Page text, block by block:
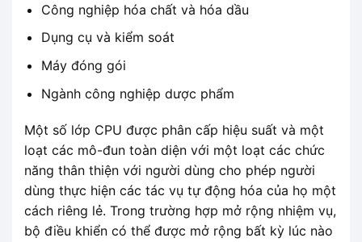
Công nghiệp hóa chất và hóa dầu
Dụng cụ và kiểm soát
Máy đóng gói
Ngành công nghiệp dược phẩm
Một số lớp CPU được phân cấp hiệu suất và một
loạt các mô-đun toàn diện với một loạt các chức
năng thân thiện với người dùng cho phép người
dùng thực hiện các tác vụ tự động hóa của họ một
cách riêng lẻ. Trong trường hợp mở rộng nhiệm vụ,
bộ điều khiển có thể được mở rộng bất kỳ lúc nào